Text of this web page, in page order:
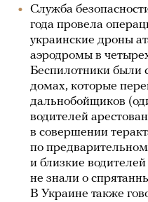
Служба
года провела
украинские дроны
аэродромы в
Беспилотники были
домах, которые
дальнобойщиков
водителей
в совершении
по
и близкие
не знали о
В Украине также